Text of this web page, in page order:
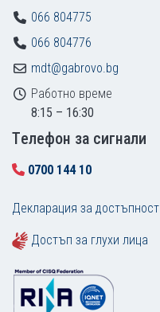
066 804775
066 804776
mdt@gabrovo.bg
Работно време
8:15 – 16:30
Tелефон за сигнали
0700 144 10
Декларация за достъпност
Достъп за глухи лица